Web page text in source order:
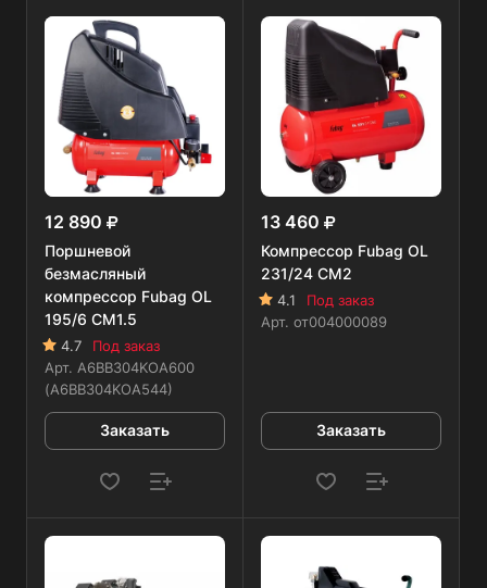
12 890
Поршневой
безмасляный
компрессор Fubag OL
195/6 CM1.5
4.7
Под заказ
Арт. A6BB304KOA600
(A6BB304KOA544)
Заказать
13 460
Компрессор Fubag OL
231/24 CM2
4.1
Под заказ
Арт. от004000089
Заказать